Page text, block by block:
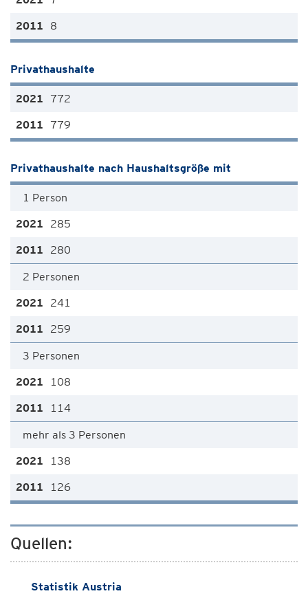
8
Privathaushalte
772
779
Privathaushalte nach Haushaltsgröße mit
1 Person
285
280
2 Personen
241
259
3 Personen
108
114
mehr als 3 Personen
138
126
Quellen:
Statistik Austria